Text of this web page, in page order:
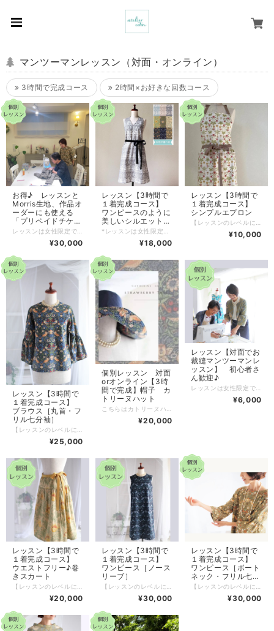
マンツーマンレッスン（対面・オンライン）
3時間で完成コース 2時間×お好きな回数コース
お得♪ レッスンと
Morris生地、作品オ
ーダーにも使える
「プリペイドチケッ
ト」33,000円分
¥30,000
レッスン【3時間で
１着完成コース】
ワンピースのように
美しいシルエットの
エプロン
¥18,000
レッスン【3時間で
１着完成コース】
シンプルエプロン
¥10,000
レッスン【3時間で
１着完成コース】
ブラウス［丸首・フ
リル七分袖］
¥25,000
個別レッスン 対面
orオンライン【3時
間で完成】帽子 カ
トリーヌハット
¥20,000
レッスン【対面でお
裁縫マンツーマンレ
ッスン】 初心者さ
ん歓迎♪
¥6,000
レッスン【3時間で
１着完成コース】
ウエストフリー♪巻
きスカート
¥20,000
レッスン【3時間で
１着完成コース】
ワンピース［ノース
リーブ］
¥30,000
レッスン【3時間で
１着完成コース】
ワンピース［ボート
ネック・フリル七分
袖］
¥30,000